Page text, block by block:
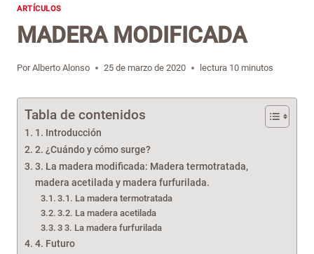
ARTÍCULOS
MADERA MODIFICADA
Por Alberto Alonso 25 de marzo de 2020 lectura 10 minutos
Tabla de contenidos
1. Introducción
2. ¿Cuándo y cómo surge?
3. La madera modificada: Madera termotratada,
madera acetilada y madera furfurilada.
3.1. La madera termotratada
3.2. La madera acetilada
3 3. La madera furfurilada
4. Futuro